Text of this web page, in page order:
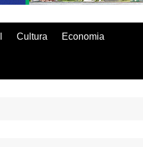
Cultura Economia